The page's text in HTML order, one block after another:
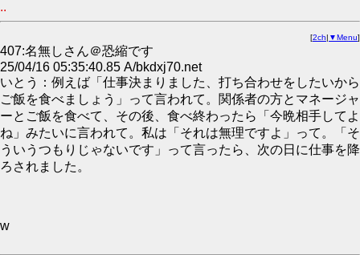
..
[2ch| ▼Menu]
407:名無しさん＠恐縮です
25/04/16 05:35:40.85 A/bkdxj70.net
いとう：例えば「仕事決まりました、打ち合わせをしたいから
ご飯を食べましょう」って言われて。関係者の方とマネージャ
ーとご飯を食べて、その後、食べ終わったら「今晩相手してよ
ね」みたいに言われて。私は「それは無理ですよ」って。「そ
ういうつもりじゃないです」って言ったら、次の日に仕事を降
ろされました。
w